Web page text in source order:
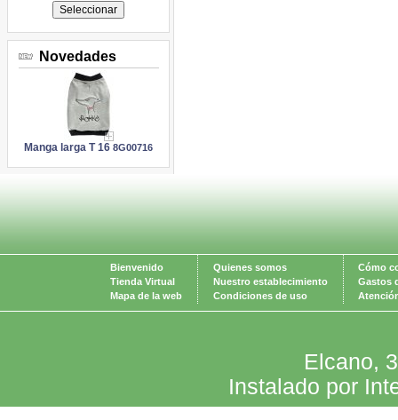
Novedades
Manga larga T 168G00716
Bienvenido
Tienda Virtual
Mapa de la web
Quienes somos
Nuestro establecimiento
Condiciones de uso
Cómo
Gastos
Elcano,
Instalado por